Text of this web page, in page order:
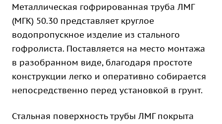
Металлическая гофрированная труба ЛМГ
(МГК) 50.30 представляет круглое
водопропускное изделие из стального
гофролиста. Поставляется на место монтажа
в разобранном виде, благодаря простоте
конструкции легко и оперативно собирается
непосредственно перед установкой в грунт.
Стальная поверхность трубы ЛМГ покрыта